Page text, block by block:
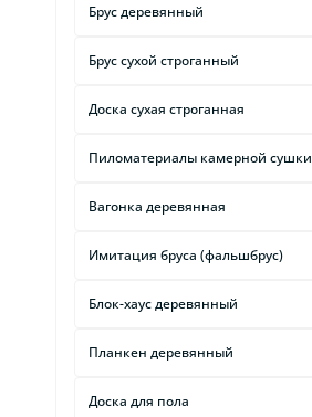
Брус деревянный
Брус сухой строганный
Доска сухая строганная
Пиломатериалы камерной сушки
Вагонка деревянная
Имитация бруса (фальшбрус)
Блок-хаус деревянный
Планкен деревянный
Доска для пола